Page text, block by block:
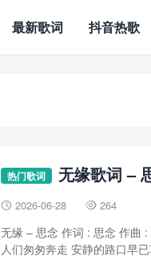
最新歌词 抖音热歌
热门歌词 无缘歌词 –
 2026-06-28  264
无缘 – 思念 作词 : 思念 作曲
人们匆匆奔走 安静的路口早